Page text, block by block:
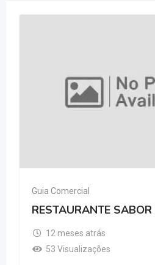
Guia Comercial
RESTAURANTE
12 meses atrás
53 Visualizações